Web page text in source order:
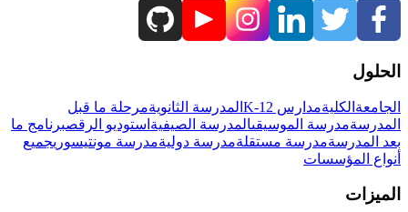
الحلول
الجامعة الكليةمدارس K-12 المدرسة الثانويةمرحلة ما قبل
المدرسةمدرسة الموسيقىالمدرسة الصيفية استوديو الرقصبرنامج ما
بعد المدرسةمدرسة مستقلةمدرسة دوليةمدرسة مونتيسوريجميع
أنواع المؤسسات
الميزات